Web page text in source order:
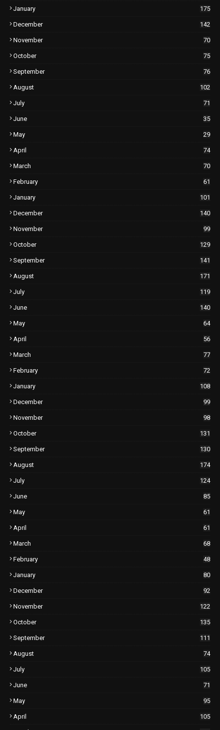
January 175
December 142
November 70
October 75
September 76
August 102
July 71
June 35
May 29
April 74
March 70
February 61
January 101
December 140
November 99
October 129
September 141
August 171
July 119
June 140
May 64
April 56
March 77
February 72
January 108
December 99
November 98
October 131
September 130
August 174
July 124
June 85
May 61
April 61
March 68
February 48
January 80
December 92
November 122
October 135
September 111
August 74
July 105
June 71
May 95
April 105